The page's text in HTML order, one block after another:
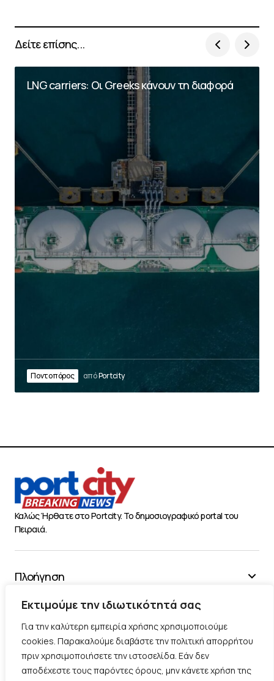
Εκτιμούμε την ιδιωτικότητά σας
Για την καλύτερη εμπειρία χρήσης χρησιμοποιούμε
cookies. Παρακαλούμε διαβάστε την πολιτική απορρήτου
πριν χρησιμοποιήσετε την ιστοσελίδα. Εάν δεν
αποδέχεστε τους παρόντες όρους, μην κάνετε χρήση της
Δείτε επίσης...
LNG carriers: Οι Greeks κάνουν τη διαφορά
Ποντοπόρος απόPortcity
Καλώς Ήρθατε στο Portcity. Το δημοσιογραφικό portal του
Πειραιά.
Πλοήγηση
Χρήσιμα
Διάφορα
Ακολουθήστε μας